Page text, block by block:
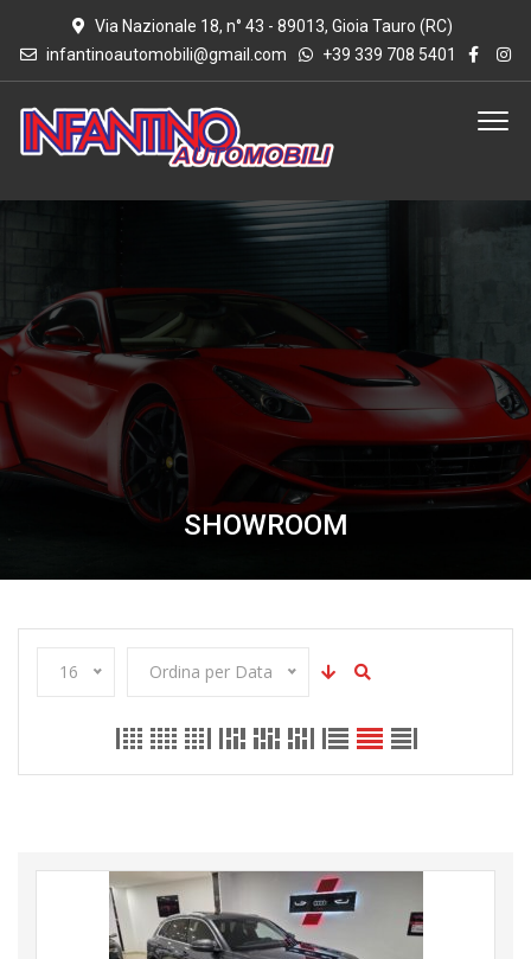
Via Nazionale 18, n° 43 - 89013, Gioia Tauro (RC)
infantinoautomobili@gmail.com
+39 339 708 5401
SHOWROOM
16 Ordina per Data